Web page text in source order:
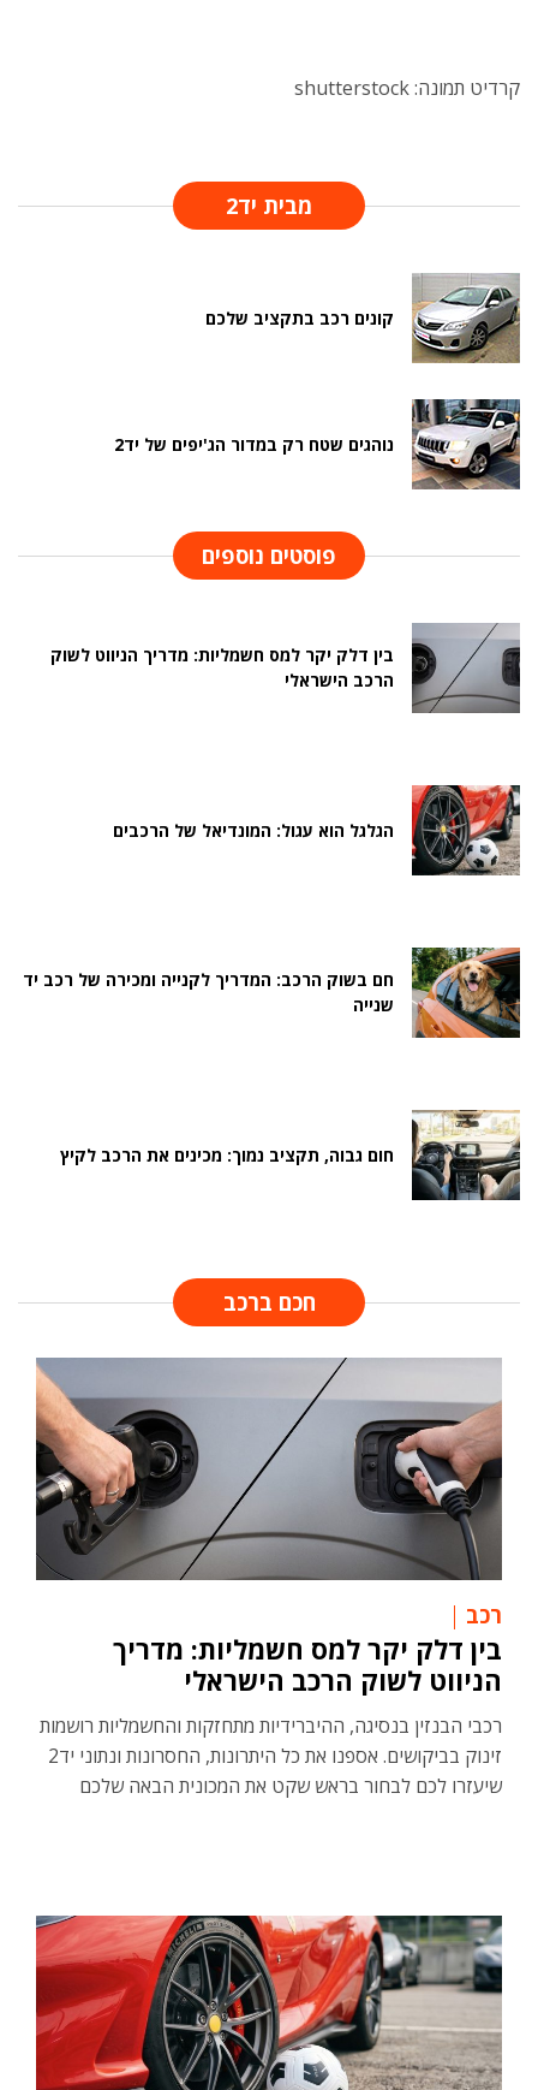
קרדיט תמונה: shutterstock
מבית יד2
קונים רכב בתקציב שלכם
נוהגים שטח רק במדור הג'יפים של יד2
פוסטים נוספים
בין דלק יקר למס חשמליות: מדריך הניווט לשוק
הרכב הישראלי
הגלגל הוא עגול: המונדיאל של הרכבים
חם בשוק הרכב: המדריך לקנייה ומכירה של רכב יד
שנייה
חום גבוה, תקציב נמוך: מכינים את הרכב לקיץ
חכם ברכב
רכב
בין דלק יקר למס חשמליות: מדריך
הניווט לשוק הרכב הישראלי
רכבי הבנזין בנסיגה, ההיברידיות מתחזקות והחשמליות רושמות
זינוק בביקושים. אספנו את כל היתרונות, החסרונות ונתוני יד2
שיעזרו לכם לבחור בראש שקט את המכונית הבאה שלכם